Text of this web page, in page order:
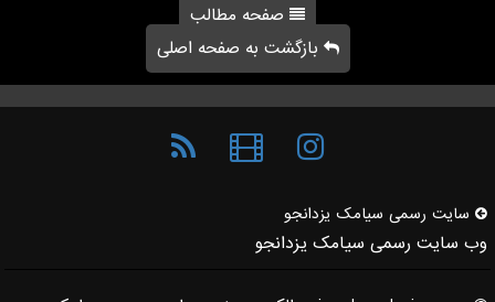
صفحه مطالب
بازگشت به صفحه اصلی
سایت رسمی سیامك یزدانجو
وب سایت رسمی سیامک یزدانجو